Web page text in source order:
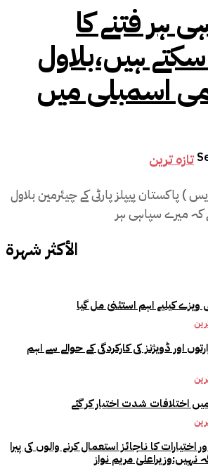
ہر فتنے کا
ہیں،بلاول
اسمبلی میں
تازہ ترین
) پاکستان پیپلز پارٹی کے چیئرمین بلاول
الأكثر شهرة
ویزے کیلیے اہم استثنیٰ مل گیا
اور ڈویژنز کی کارکردگی کے حوالے سے اہم
اختلافات شدت اختیار کر گئے
اختیارات کا ناجائز استعمال کرنے والوں کی پیرا